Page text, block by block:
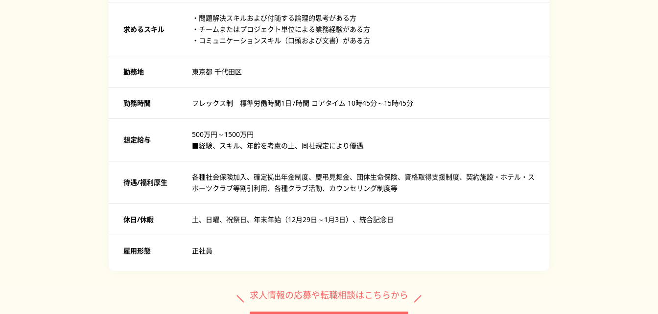
求めるスキル
・問題解決スキルおよび付随する論理的思考がある方
・チームまたはプロジェクト単位による業務経験がある方
・コミュニケーションスキル（口頭および文書）がある方
勤務地 東京都 千代田区
勤務時間 フレックス制 標準労働時間1日7時間 コアタイム 10時45分～15時45分
想定給与
500万円～1500万円
■経験、スキル、年齢を考慮の上、同社規定により優遇
待遇/福利厚生
各種社会保険加入、確定拠出年金制度、慶弔見舞金、団体生命保険、資格取得支援制度、契約施設・ホテル・ス
ポーツクラブ等割引利用、各種クラブ活動、カウンセリング制度等
休日/休暇 土、日曜、祝祭日、年末年始（12月29日～1月3日）、統合記念日
雇用形態 正社員
求人情報の応募や転職相談はこちらから